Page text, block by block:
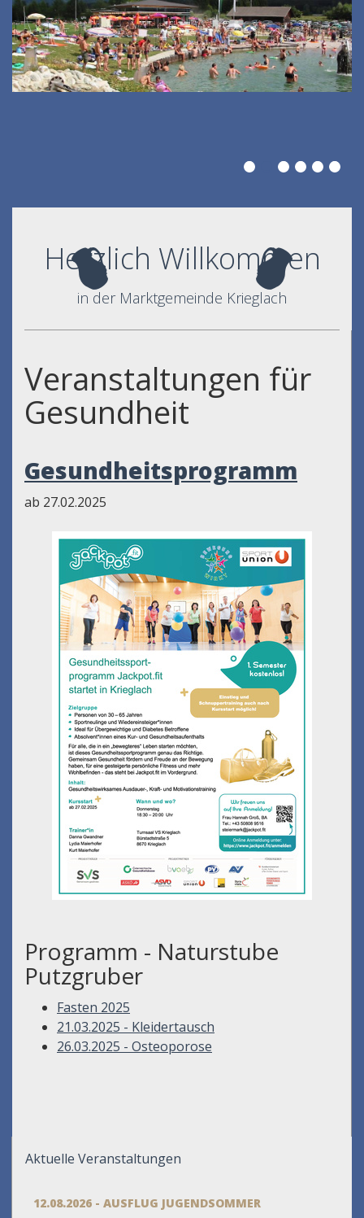
Herzlich Willkommen
in der Marktgemeinde Krieglach
Veranstaltungen für
Gesundheit
Gesundheitsprogramm
ab 27.02.2025
Programm - Naturstube
Putzgruber
Fasten 2025
21.03.2025 - Kleidertausch
26.03.2025 - Osteoporose
Aktuelle Veranstaltungen
12.08.2026 - AUSFLUG JUGENDSOMMER